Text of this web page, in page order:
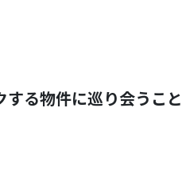
る物件に巡り会うこ